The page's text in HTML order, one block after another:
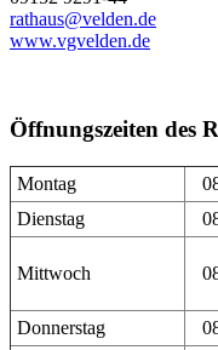
rathaus@velden.de
www.vgvelden.de
Öffnungszeiten des
Montag
Dienstag
Mittwoch
Donnerstag